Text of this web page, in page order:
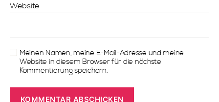
Website
Meinen Namen, meine E-Mail-Adresse und meine
Website in diesem Browser für die nächste
Kommentierung speichern.